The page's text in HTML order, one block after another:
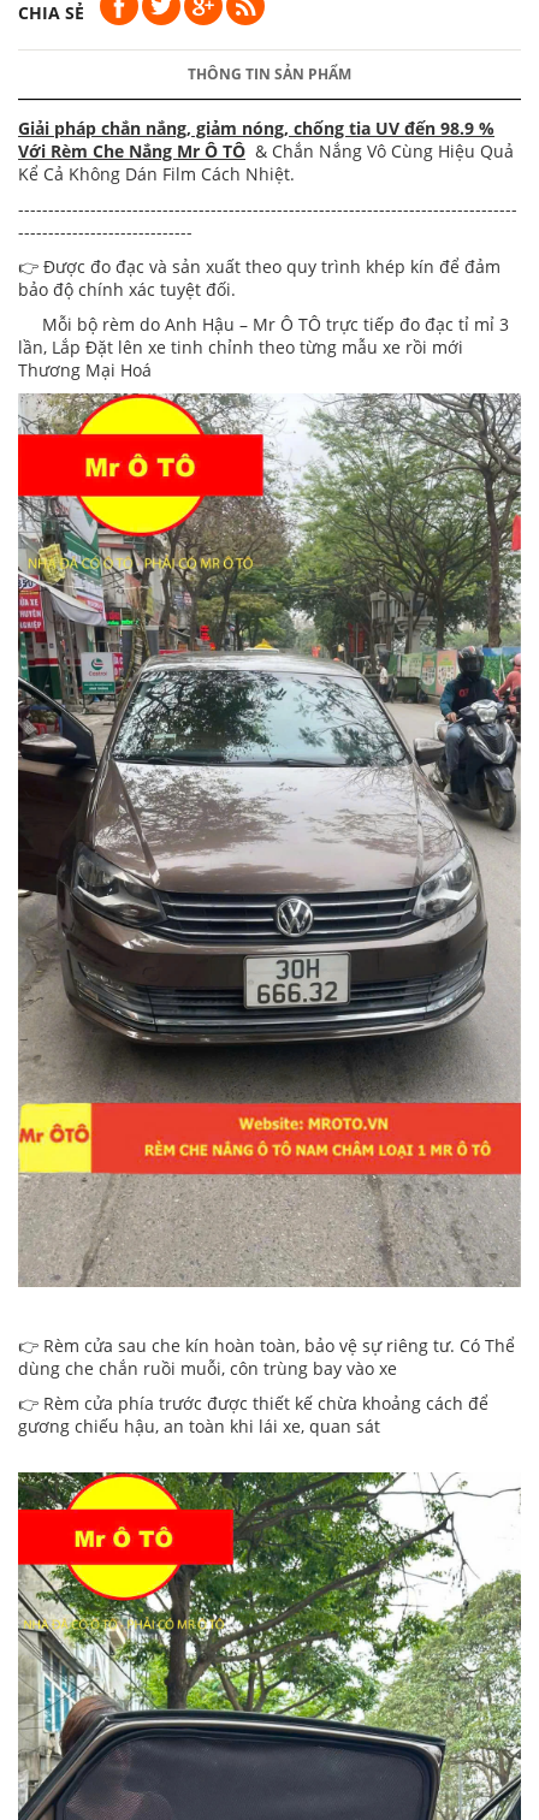
CHIA SẺ
THÔNG TIN SẢN PHẨM
Giải pháp chắn nắng, giảm nóng, chống tia UV đến 98.9 %
Với Rèm Che Nắng Mr Ô TÔ & Chắn Nắng Vô Cùng Hiệu Quả
Kể Cả Không Dán Film Cách Nhiệt.
-----------------------------------------------------------------------------------
-----------------------------
👉 Được đo đạc và sản xuất theo quy trình khép kín để đảm
bảo độ chính xác tuyệt đối.
Mỗi bộ rèm do Anh Hậu – Mr Ô TÔ trực tiếp đo đạc tỉ mỉ 3
lần, Lắp Đặt lên xe tinh chỉnh theo từng mẫu xe rồi mới
Thương Mại Hoá
👉 Rèm cửa sau che kín hoàn toàn, bảo vệ sự riêng tư. Có Thể
dùng che chắn ruồi muỗi, côn trùng bay vào xe
👉 Rèm cửa phía trước được thiết kế chừa khoảng cách để
gương chiếu hậu, an toàn khi lái xe, quan sát